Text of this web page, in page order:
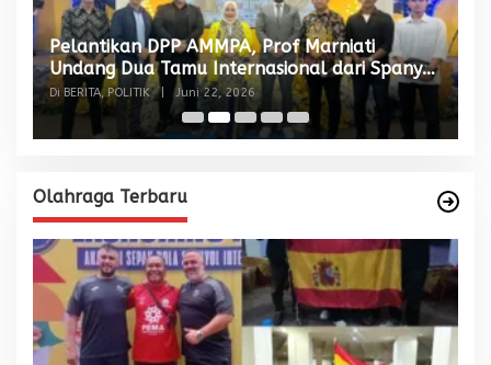
Pelantikan DPP AMMPA, Prof Marniati
Undang Dua Tamu Internasional dari Spanyol
dan Malaysia
Di BERITA, POLITIK Juni 22, 2026
Olahraga Terbaru